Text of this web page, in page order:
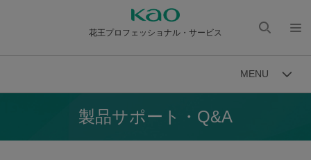
花王プロフェッショナル・サービス
く
MENU
製品サポート・Q&A